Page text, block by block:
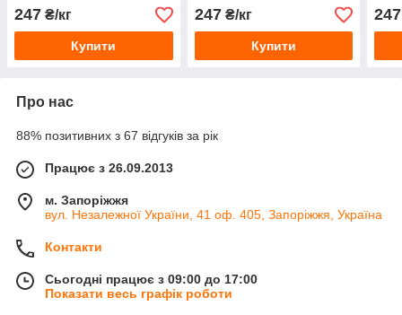
247 ₴/кг
Купити
247₴/кг
Купити
247
Про нас
88% позитивних з 67 відгуків за рік
Працює з 26.09.2013
м. Запоріжжя
вул. Незалежної України, 41 оф. 405, Запоріжжя, Україна
Контакти
Сьогодні працює з 09:00 до 17:00
Показати весь графік роботи